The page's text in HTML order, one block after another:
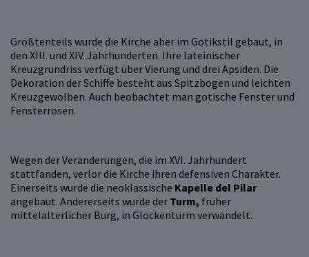
Größtenteils wurde die Kirche aber im Gotikstil gebaut, in
den XIII. und XIV. Jahrhunderten. Ihre lateinischer
Kreuzgrundriss verfügt über Vierung und drei Apsiden. Die
Dekoration der Schiffe besteht aus Spitzbogen und leichten
Kreuzgewölben. Auch beobachtet man gotische Fenster und
Fensterrosen.
Wegen der Veränderungen, die im XVI. Jahrhundert
stattfanden, verlor die Kirche ihren defensiven Charakter.
Einerseits wurde die neoklassische Kapelle del Pilar
angebaut. Andererseits wurde der Turm, früher
mittelalterlicher Burg, in Glockenturm verwandelt.